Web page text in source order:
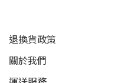
退換貨政策
關於我們